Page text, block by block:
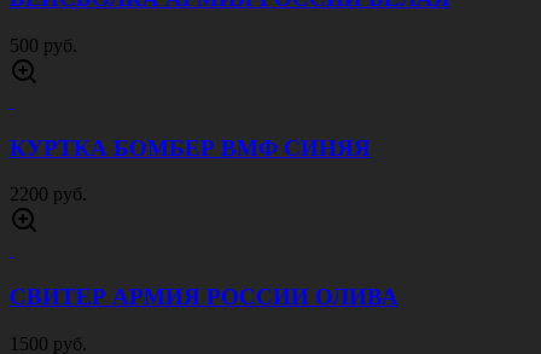
БЕЙСБОЛКА АРМИЯ РОССИИ СЕРАЯ
400 руб.
БЕЙСБОЛКА ТАНКОВЫЕ ВОЙСКА СЕРАЯ
400 руб.
РЕМЕНЬ НАЦИОНАЛЬНАЯ ГВАРДИЯ
КОЖАНЫЙ 35 ММ ЧЕРНЫЙ